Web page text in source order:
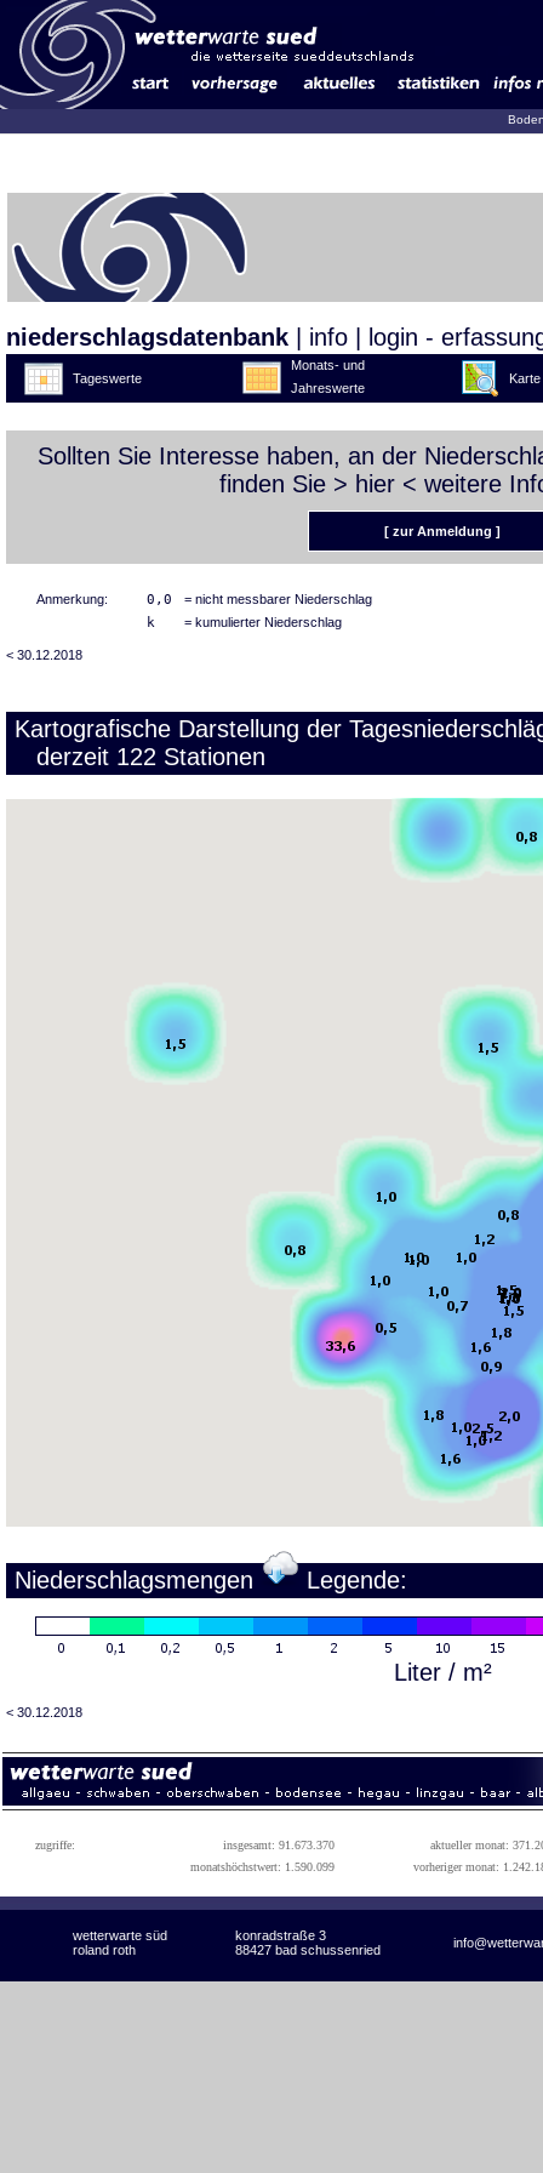
niederschlagsdatenbank info login -
Tageswerte
Monats- und
Jahreswerte
Karte
Sollten Sie Interesse haben, an der
finden Sie > hier < weitere
[ zur Anmeldung ]
Anmerkung: 0,0 = nicht messbarer Niederschlag
k = kumulierter Niederschlag
< 30.12.2018
Kartografische Darstellung der
derzeit 122 Stationen
Niederschlagsmengen Legende:
Liter / m²
< 30.12.2018
zugriffe: insgesamt: 91.673.370
aktueller monat:
monatshöchstwert: 1.590.099
vorheriger monat:
wetterwarte süd konradstraße 3
roland roth 88427 bad schussenried